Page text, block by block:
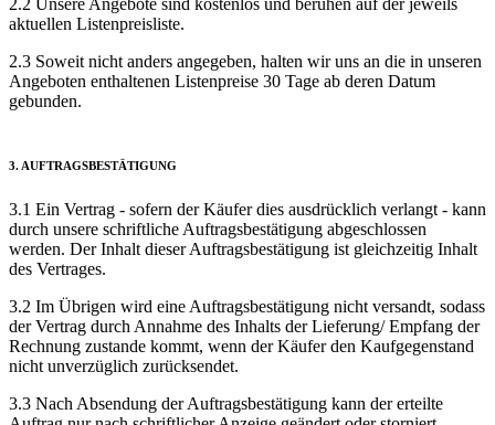
aktuellen Listen­preisliste.
2.3 Soweit nicht anders angegeben, halten wir uns an die in unseren
Angeboten enthaltenen Listenpreise 30 Tage ab deren Datum
gebunden.
3. AUFTRAGS­BESTÄTIGUNG
3.1 Ein Vertrag - sofern der Käufer dies ausdrücklich verlangt - kann
durch unsere schriftliche Auftrags­bestätigung abge­schlossen
werden. Der Inhalt dieser Auftrags­bestätigung ist gleichzeitig Inhalt
des Vertrages.
3.2 Im Übrigen wird eine Auftrags­bestätigung nicht versandt, sodass
der Vertrag durch Annahme des Inhalts der Lieferung­/ Empfang der
Rechnung zustande kommt, wenn der Käufer den Kauf­gegenstand
nicht unverzüglich zurücksendet.
3.3 Nach Absendung der Auftrags­bestätigung kann der erteilte